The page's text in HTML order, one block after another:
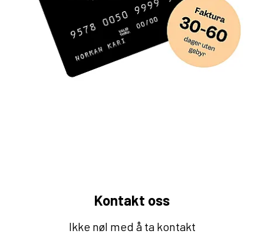
Kontakt oss
Ikke nøl med å ta kontakt